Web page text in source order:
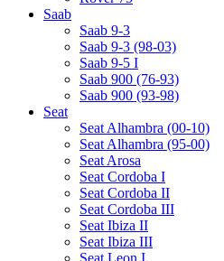
Saab
Saab 9-3
Saab 9-3 (98-03)
Saab 9-5 I
Saab 900 (76-93)
Saab 900 (93-98)
Seat
Seat Alhambra (00-10)
Seat Alhambra (95-00)
Seat Arosa
Seat Cordoba I
Seat Cordoba II
Seat Cordoba III
Seat Ibiza II
Seat Ibiza III
Seat Leon I